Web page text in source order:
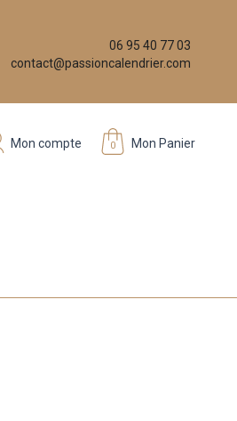
06 95 40 77 03
contact@passioncalendrier.com
0 Mon Panier
Mon compte